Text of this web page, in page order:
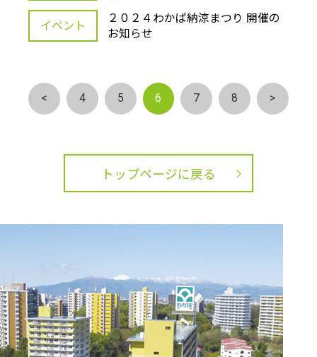
イベント
２０２４わかば納涼まつり 開催の
お知らせ
< 4 5 6 7 8 >
トップページに戻る